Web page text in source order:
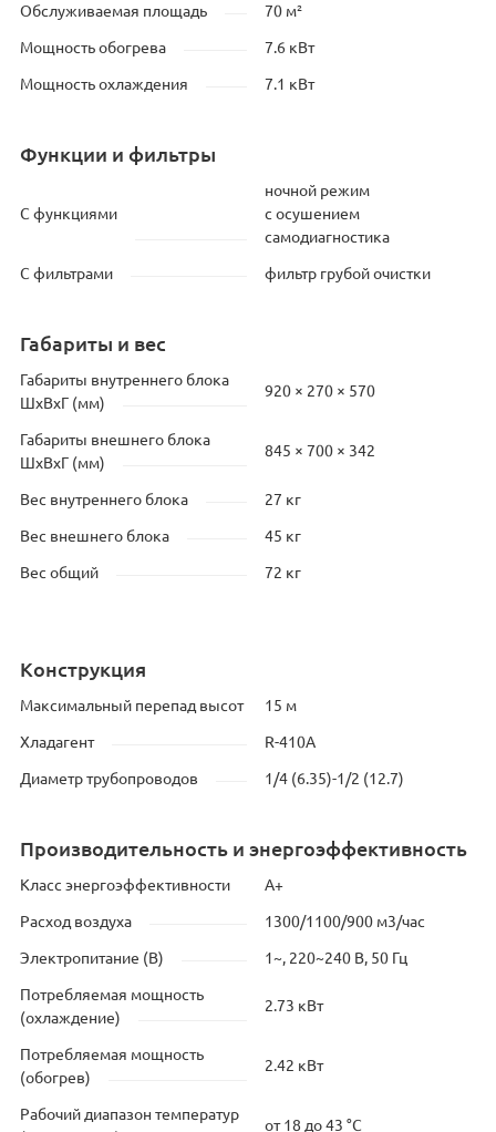
Обслуживаемая площадь 70 м²
Мощность обогрева 7.6 кВт
Мощность охлаждения 7.1 кВт
Функции и фильтры
С функциями
ночной режим
с осушением
самодиагностика
С фильтрами фильтр грубой очистки
Габариты и вес
Габариты внутреннего блока
ШхВхГ (мм)
920 × 270 × 570
Габариты внешнего блока
ШхВхГ (мм)
845 × 700 × 342
Вес внутреннего блока 27 кг
Вес внешнего блока 45 кг
Вес общий 72 кг
Конструкция
Максимальный перепад высот 15 м
Хладагент R-410A
Диаметр трубопроводов 1/4 (6.35)-1/2 (12.7)
Производительность и энергоэффективность
Класс энергоэффективности А+
Расход воздуха 1300/1100/900 м3/час
Электропитание (В) 1~, 220~240 В, 50 Гц
Потребляемая мощность
(охлаждение)
2.73 кВт
Потребляемая мощность
(обогрев)
2.42 кВт
Рабочий диапазон температур
от 18 до 43 °C